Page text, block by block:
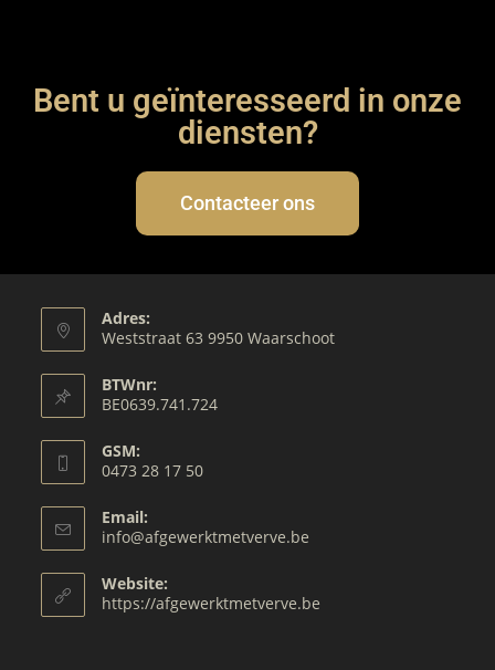
Bent u geïnteresseerd in onze
diensten?
Contacteer ons
Adres:
Weststraat 63 9950 Waarschoot
BTWnr:
BE0639.741.724
GSM:
0473 28 17 50
Email:
info@afgewerktmetverve.be
Website:
https://afgewerktmetverve.be